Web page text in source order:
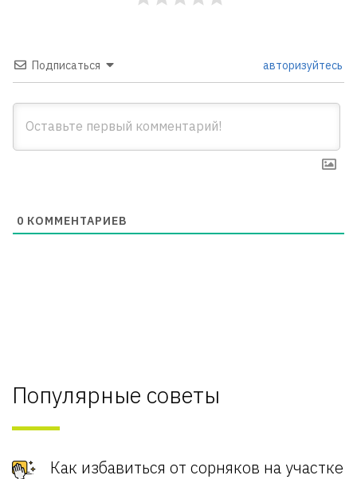
Подписаться авторизуйтесь
0 КОММЕНТАРИЕВ
Популярные советы
Как избавиться от сорняков на участке